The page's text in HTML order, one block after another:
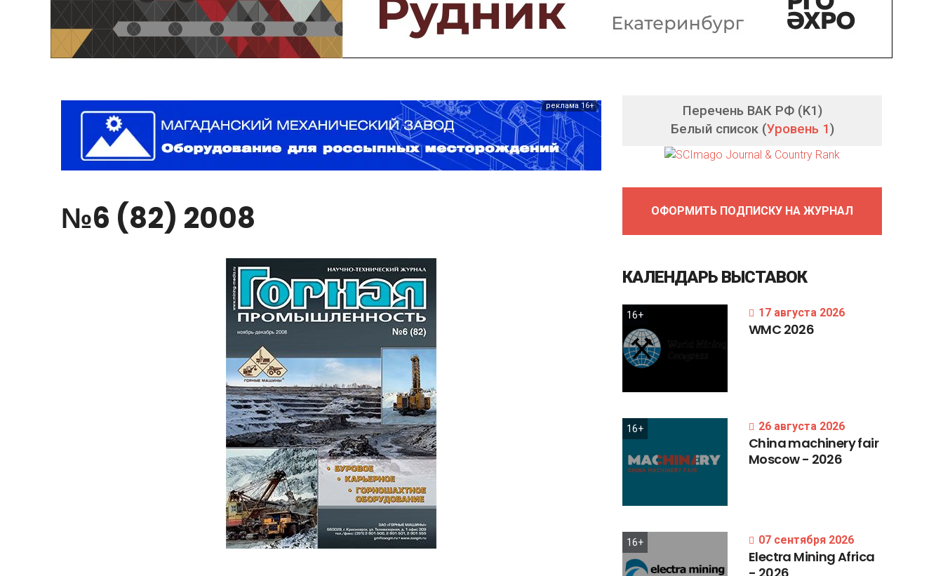
Предприятия и компании
Интервью
Выставки, Конференции
реклама 16+
№6 (82) 2008
Перечень ВАК РФ (K1)
Белый список (Уровень 1)
ОФОРМИТЬ ПОДПИСКУ НА ЖУРНАЛ
КАЛЕНДАРЬ ВЫСТАВОК
16+ 17 августа 2026
WMC 2026
16+ 26 августа 2026
Chinamachineryfair
Moscow- 2026
16+ 07 сентября 2026
Electra MiningAfrica